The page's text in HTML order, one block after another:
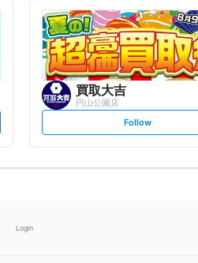
l
o
w
買取大吉
円山公園店
s
t
Follow
Login